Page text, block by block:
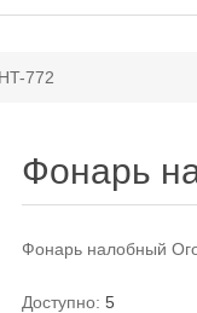
772
Фонарь
Фонарь налобный
Доступно: 5